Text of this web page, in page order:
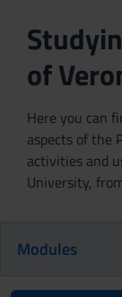
of
Here you can
aspects of the
activities and
University,
Modules